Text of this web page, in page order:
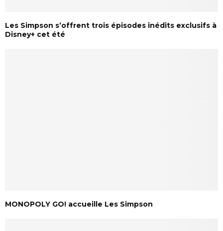
Les Simpson s’offrent trois épisodes inédits exclusifs à
Disney+ cet été
MONOPOLY GO! accueille Les Simpson